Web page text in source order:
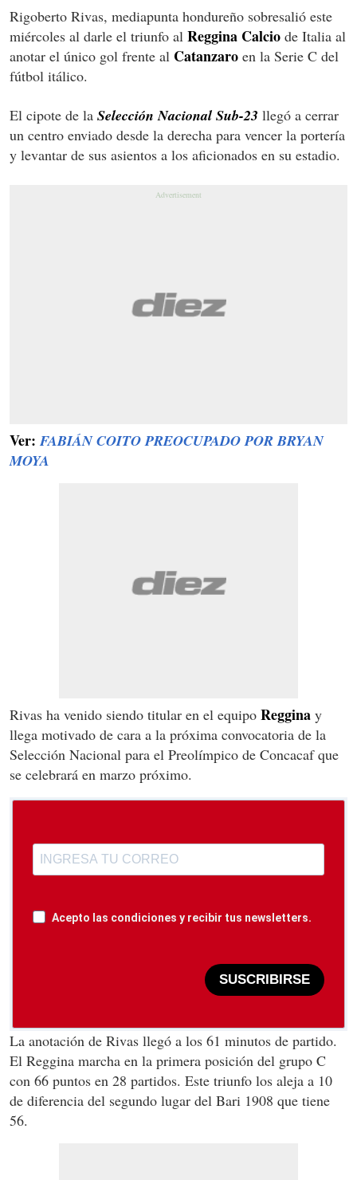
Rigoberto Rivas, mediapunta hondureño sobresalió este
miércoles al darle el triunfo al Reggina Calcio de Italia al
anotar el único gol frente al Catanzaro en la Serie C del
fútbol itálico.
El cipote de la Selección Nacional Sub-23 llegó a cerrar
un centro enviado desde la derecha para vencer la portería
y levantar de sus asientos a los aficionados en su estadio.
Ver: FABIÁN COITO PREOCUPADO POR BRYAN
MOYA
Rivas ha venido siendo titular en el equipo Reggina y
llega motivado de cara a la próxima convocatoria de la
Selección Nacional para el Preolímpico de Concacaf que
se celebrará en marzo próximo.
Acepto las condiciones y recibir tus newsletters.
SUSCRIBIRSE
La anotación de Rivas llegó a los 61 minutos de partido.
El Reggina marcha en la primera posición del grupo C
con 66 puntos en 28 partidos. Este triunfo los aleja a 10
de diferencia del segundo lugar del Bari 1908 que tiene
56.